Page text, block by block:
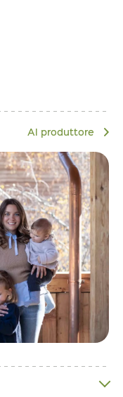
Al produttore